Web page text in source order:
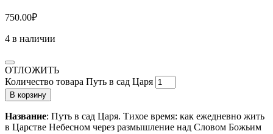
750.00₽
4 в наличии
ОТЛОЖИТЬ
Количество товара Путь в сад Царя
В корзину
Название: Путь в сад Царя. Тихое время: как ежедневно жить
в Царстве Небесном через размышление над Словом Божьим